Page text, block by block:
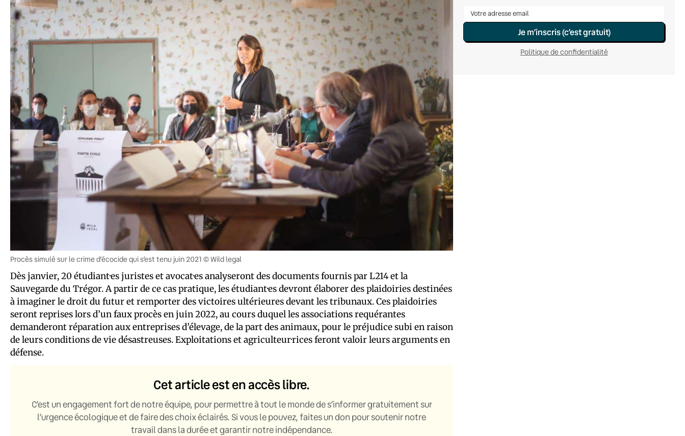
Procès simulé sur le crime d’écocide qui s’est tenu juin 2021 © Wild legal
Dès janvier, 20 étudiant·es juristes et avocat·es analyseront des documents fournis par L214 et la
Sauvegarde du Trégor. A partir de ce cas pratique, les étudiant·es devront élaborer des plaidoiries destinées
à imaginer le droit du futur et remporter des victoires ultérieures devant les tribunaux. Ces plaidoiries
seront reprises lors d’un faux procès en juin 2022, au cours duquel les associations requérantes
demanderont réparation aux entreprises d’élevage, de la part des animaux, pour le préjudice subi en raison
de leurs conditions de vie désastreuses. Exploitations et agriculteur·rices feront valoir leurs arguments en
défense.
Cet article est en accès libre.
C’est un engagement fort de notre équipe, pour permettre à tout le monde de s’informer gratuitement sur
l’urgence écologique et de faire des choix éclairés. Si vous le pouvez, faites un don pour soutenir notre
travail dans la durée et garantir notre indépendance.
Je m’inscris (c’est gratuit)
Politique de confidentialité